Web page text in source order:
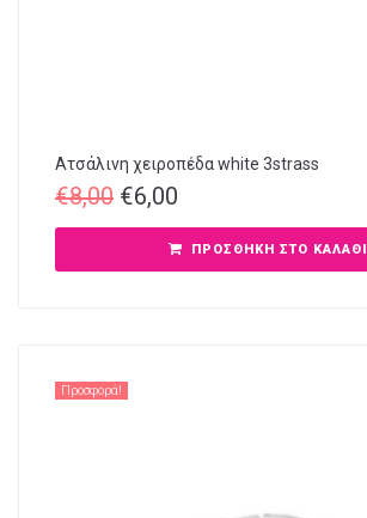
Ατσάλινη χειροπέδα white 3strass
€8,00 €6,00
ΠΡΟΣΘΉΚΗ ΣΤΟ ΚΑΛΆΘΙ
Προσφορά!